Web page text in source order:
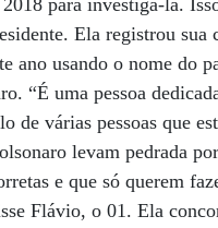
para investigá-la.
Ela registrou sua
ano usando o nome do
“É uma pessoa
de várias pessoas que
levam pedrada
e que só querem
Flávio, o 01. Ela